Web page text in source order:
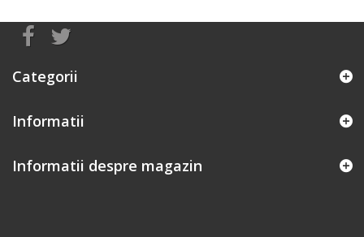
Categorii
Informatii
Informatii despre magazin